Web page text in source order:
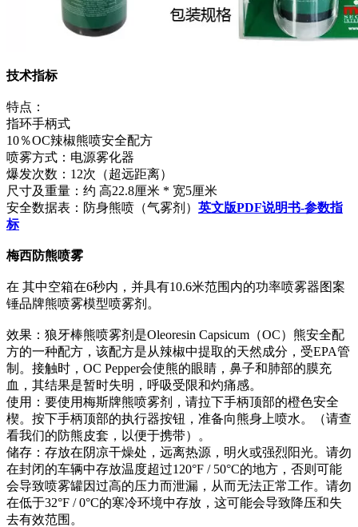
技术指标
特点：
指环手柄式
10％OC辣椒熊喷安全配方
喷雾方式：电源雾化器
爆发次数：12次（超远距离）
尺寸及重量：约 高22.8厘米 * 宽5厘米
安全数据表：防身熊喷（气雾剂） 英文版PDF说明书-参数指
标
梅西防熊喷雾
在 其中空箱在6秒内，并具有10.6米范围内的功率喷雾器图案
锤品牌熊喷雾模型喷雾剂。
效果：狼牙棒熊喷雾剂是Oleoresin Capsicum（OC）熊安全配
方的一种配方，该配方是从辣椒中提取的天然成分，受EPA管
制。接触时，OC Pepper会使熊的眼睛，鼻子和肺部的膜充
血，其结果是暂时失明，呼吸受限和灼痛感。
使用：要使用梅斯牌熊喷雾剂，请拉下手柄顶部的橙色安全
楔。按下手柄顶部的执行器按钮，准备向熊身上喷水。（请查
看我们的防熊皮套，以便于携带）。
储存：存放在阴凉干燥处，远离热源，明火或强烈阳光。请勿
在封闭的车辆中存放温度超过120°F / 50°C的地方，否则可能
会导致喷雾罐因过高的压力而泄漏，从而无法正常工作。请勿
在低于32°F / 0°C的寒冷环境中存放，这可能会导致降压和失
去有效范围。